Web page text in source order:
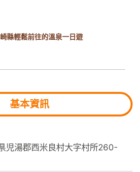
縣輕鬆前往的溫泉一日遊
基本資訊
湯郡西米良村大字村所260-